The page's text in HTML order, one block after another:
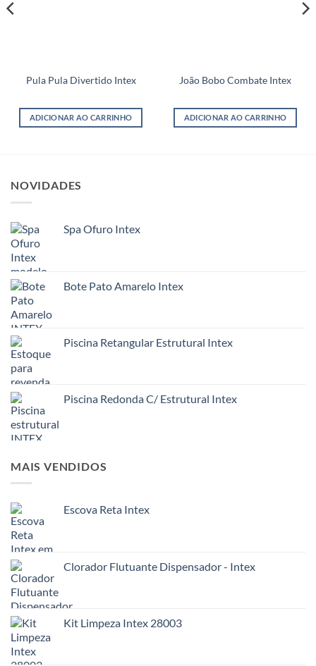
Pula Pula Divertido Intex
ADICIONAR AO CARRINHO
João Bobo Combate Intex
ADICIONAR AO CARRINHO
NOVIDADES
Spa Ofuro Intex
Bote Pato Amarelo Intex
Piscina Retangular Estrutural Intex
Piscina Redonda C/ Estrutural Intex
MAIS VENDIDOS
Escova Reta Intex
Clorador Flutuante Dispensador - Intex
Kit Limpeza Intex 28003